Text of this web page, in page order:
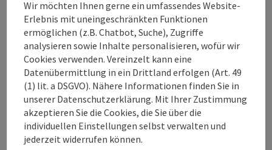
Telefon
BEGLEITPERSON (OPTIONAL)
Firma
Wir möchten Ihnen gerne ein umfassendes Website-
Erlebnis mit uneingeschränkten Funktionen
ermöglichen (z.B. Chatbot, Suche), Zugriffe
analysieren sowie Inhalte personalisieren, wofür wir
Cookies verwenden. Vereinzelt kann eine
Datenübermittlung in ein Drittland erfolgen (Art. 49
(1) lit. a DSGVO). Nähere Informationen finden Sie in
unserer Datenschutzerklärung. Mit Ihrer Zustimmung
akzeptieren Sie die Cookies, die Sie über die
individuellen Einstellungen selbst verwalten und
jederzeit widerrufen können.